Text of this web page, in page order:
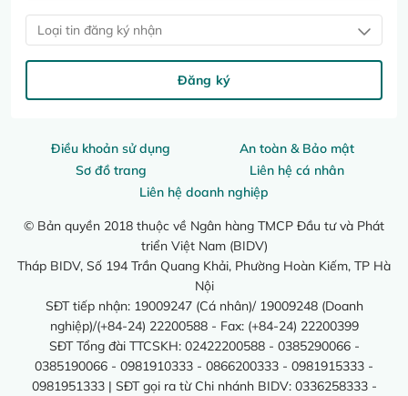
Điều khoản sử dụng
An toàn & Bảo mật
Sơ đồ trang
Liên hệ cá nhân
Liên hệ doanh nghiệp
© Bản quyền 2018 thuộc về Ngân hàng TMCP Đầu tư và Phát
triển Việt Nam (BIDV)
Tháp BIDV, Số 194 Trần Quang Khải, Phường Hoàn Kiếm, TP Hà
Nội
SĐT tiếp nhận: 19009247 (Cá nhân)/ 19009248 (Doanh
nghiệp)/(+84-24) 22200588 - Fax: (+84-24) 22200399
SĐT Tổng đài TTCSKH: 02422200588 - 0385290066 -
0385190066 - 0981910333 - 0866200333 - 0981915333 -
0981951333 | SĐT gọi ra từ Chi nhánh BIDV: 0336258333 -
Loại tin đăng ký nhận
Đăng ký